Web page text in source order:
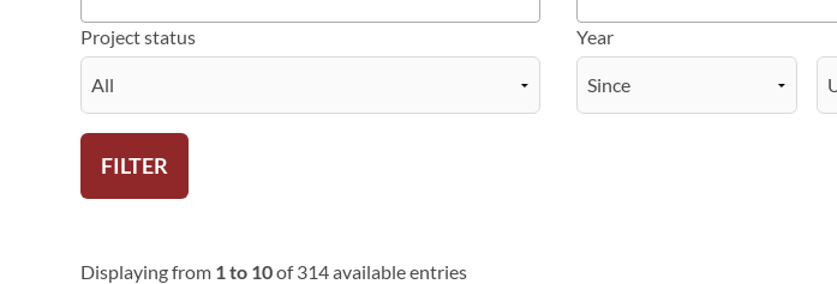
Project status Year
FILTER
Displaying from 1 to 10of 314 available entries